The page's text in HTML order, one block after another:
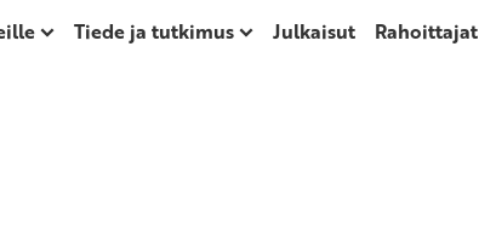
Tiede ja tutkimus Julkaisut Rahoittajat